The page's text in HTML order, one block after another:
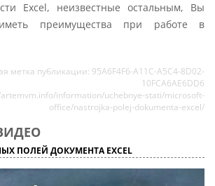
Excel, неизвестные остальным, Вы
преимущества при работе в
метка публикации: 95A6F4F6-A11C-A5C4-8D02-
10FCA6AE6DD6
information/uchebnye-stati/microsoft-
office/nastrojka-polej-dokumenta-excel/
ПОЛЕЙ ДОКУМЕНТА EXCEL